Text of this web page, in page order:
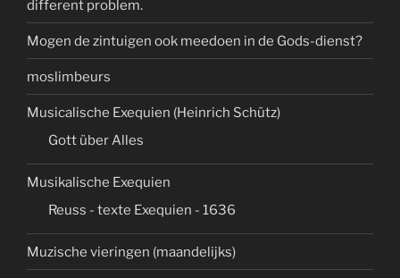
different problem.
Mogen de zintuigen ook meedoen in de Gods-dienst?
moslimbeurs
Musicalische Exequien (Heinrich Schütz)
Gott über Alles
Musikalische Exequien
Reuss - texte Exequien - 1636
Muzische vieringen (maandelijks)